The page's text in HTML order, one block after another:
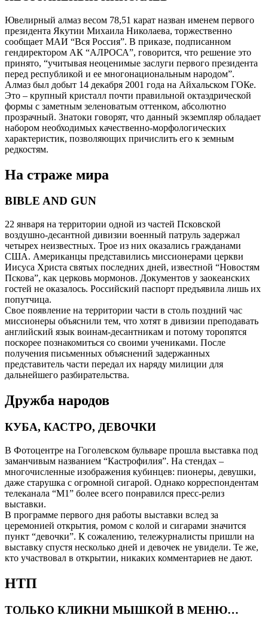
Ювелирный алмаз весом 78,51 карат назван именем первого
президента Якутии Михаила Николаева, торжественно
сообщает МАИ “Вся Россия”. В приказе, подписанном
гендиректором АК “АЛРОСА”, говорится, что решение это
принято, “учитывая неоценимые заслуги первого президента
перед республикой и ее многонациональным народом”.
Алмаз был добыт 14 декабря 2001 года на Айхальском ГОКе.
Это – крупный кристалл почти правильной октаэдрической
формы с заметным зеленоватым оттенком, абсолютно
прозрачный. Знатоки говорят, что данный экземпляр обладает
набором необходимых качественно-морфологических
характеристик, позволяющих причислить его к земным
редкостям.
На страже мира
BIBLE AND GUN
22 января на территории одной из частей Псковской
воздушно-десантной дивизии военный патруль задержал
четырех неизвестных. Трое из них оказались гражданами
США. Американцы представились миссионерами церкви
Иисуса Христа святых последних дней, известной “Новостям
Пскова”, как церковь мормонов. Документов у заокеанских
гостей не оказалось. Российский паспорт предъявила лишь их
попутчица.
Свое появление на территории части в столь поздний час
миссионеры объяснили тем, что хотят в дивизии преподавать
английский язык воинам-десантникам и потому торопятся
поскорее познакомиться со своими учениками. После
получения письменных объяснений задержанных
представитель части передал их наряду милиции для
дальнейшего разбирательства.
Дружба народов
КУБА, КАСТРО, ДЕВОЧКИ
В Фотоцентре на Гоголевском бульваре прошла выставка под
заманчивым названием “Кастрофилия”. На стендах –
многочисленные изображения кубинцев: пионеры, девушки,
даже старушка с огромной сигарой. Однако корреспондентам
телеканала “М1” более всего понравился пресс-релиз
выставки.
В программе первого дня работы выставки вслед за
церемонией открытия, ромом с колой и сигарами значится
пункт “девочки”. К сожалению, тележурналисты пришли на
выставку спустя несколько дней и девочек не увидели. Те же,
кто участвовал в открытии, никаких комментариев не дают.
НТП
ТОЛЬКО КЛИКНИ МЫШКОЙ В МЕНЮ…